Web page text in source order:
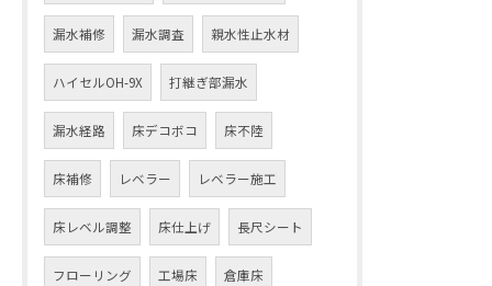
漏水補修 漏水調査 親水性止水材
ハイセルOH-9X 打継ぎ部漏水
漏水経路 床デコボコ 床不陸
床補修 レベラー レベラー施工
床レベル調整 床仕上げ 長尺シート
フローリング 工場床 倉庫床